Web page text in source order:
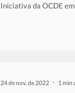
Iniciativa da OCDE
24 de nov. de 2022 1 min